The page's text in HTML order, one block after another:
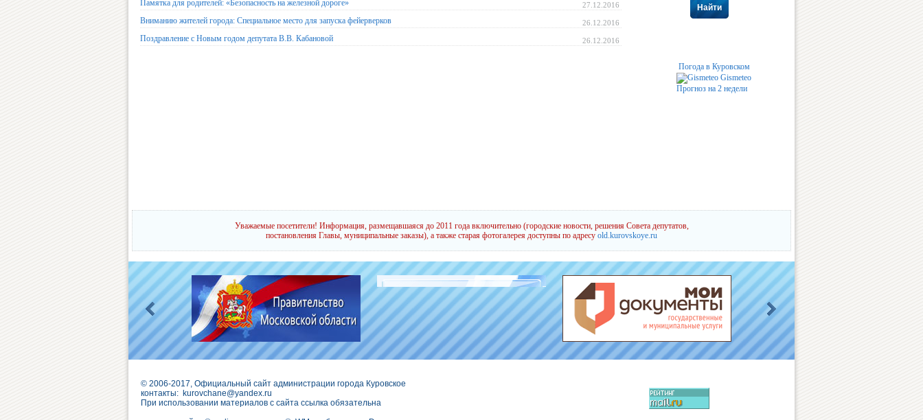
27.12.2016
Памятка для родителей: «Безопасность на железной дороге»
26.12.2016
Вниманию жителей города: Специальное место для запуска фейерверков
26.12.2016
Поздравление с Новым годом депутата В.В. Кабановой
Найти
Погода в Куровском
Gismeteo
Прогноз на 2 недели
Уважаемые посетители! Информация, размещавшаяся до 2011 года включительно (городские новости, решения Совета депутатов,
постановления Главы, муниципальные заказы), а также старая фотогалерея доступны по адресу old.kurovskoye.ru
© 2006-2017, Официальный сайт администрации города Куровское
контакты: kurovchane@yandex.ru
При использовании материалов с сайта ссылка обязательна